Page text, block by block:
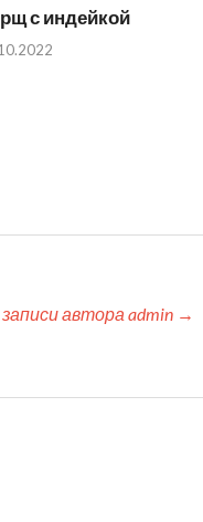
с индейкой
автора admin →